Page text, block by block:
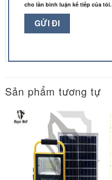
cho lần bình luận kế tiếp của tôi.
Sản phẩm tương tự